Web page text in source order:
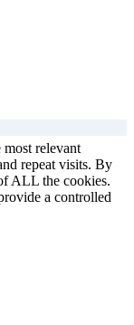
relevant
repeat visits. By
ALL the cookies.
a controlled